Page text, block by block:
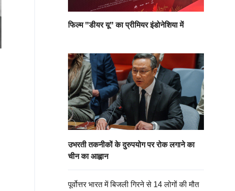
फिल्म "डीयर यू" का प्रीमियर इंडोनेशिया में
उभरती तकनीकों के दुरुपयोग पर रोक लगाने का
चीन का आह्वान
पूर्वोत्तर भारत में बिजली गिरने से 14 लोगों की मौत